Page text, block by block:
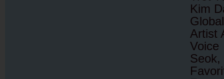
Kim
Artist
Voice
Seok,